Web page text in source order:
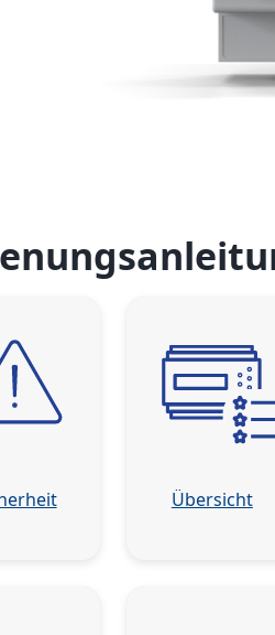
Übersicht